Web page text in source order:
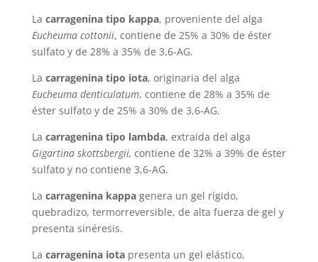
La carragenina tipo kappa, proveniente del alga
Eucheuma cottonii, contiene de 25% a 30% de éster
sulfato y de 28% a 35% de 3,6-AG.
La carragenina tipo iota, originaria del alga
Eucheuma denticulatum, contiene de 28% a 35% de
éster sulfato y de 25% a 30% de 3,6-AG.
La carragenina tipo lambda, extraida del alga
Gigartina skottsbergii, contiene de 32% a 39% de éster
sulfato y no contiene 3,6-AG.
La carragenina kappagenera un gel rígido,
quebradizo, termorreversible, de alta fuerza de gel y
presenta sinéresis.
La carragenina iotapresenta un gel elástico,